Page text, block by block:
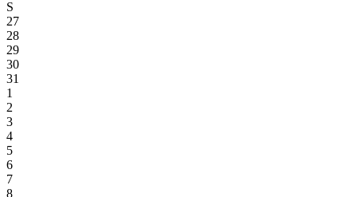
S
27
28
29
30
31
1
2
3
4
5
6
7
8